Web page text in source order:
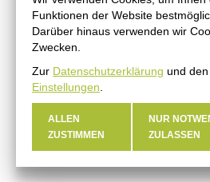
Amtsblatt
Haushalt
Teilen auf
Funktionen der Website
Darüber hinaus verwenden wir
Zwecken.
Zur Datenschutzerklärung und den
Einstellungen
ALLEN
ZUSTIMMEN
NUR
ZULASSEN